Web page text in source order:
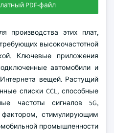
PDF-файл
производства этих плат,
высокочастотной
Ключевые приложения
автомобили и
вещей. Растущий
списки CCL, способные
частоты сигналов 5G,
стимулирующим
промышленности